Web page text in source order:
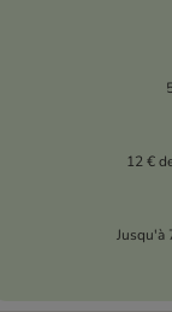
12 €
Jusqu'à